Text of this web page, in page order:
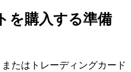
を購入する準備
たはトレーディングカード